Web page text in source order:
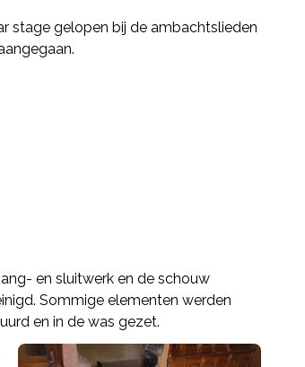
stage gelopen bij de ambachtslieden
en sluitwerk en de schouw
Sommige elementen werden
en in de was gezet.